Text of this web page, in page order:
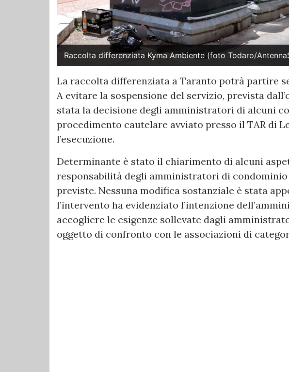
Raccolta differenziata Kyma Ambiente (foto Todaro/
La raccolta differenziata a Taranto potrà partire
A evitare la sospensione del servizio, prevista
stata la decisione degli amministratori di alcuni
procedimento cautelare avviato presso il TAR di
l’esecuzione.
Determinante è stato il chiarimento di alcuni
responsabilità degli amministratori di
previste. Nessuna modifica sostanziale è stata
l’intervento ha evidenziato l’intenzione
accogliere le esigenze sollevate dagli
oggetto di confronto con le associazioni di